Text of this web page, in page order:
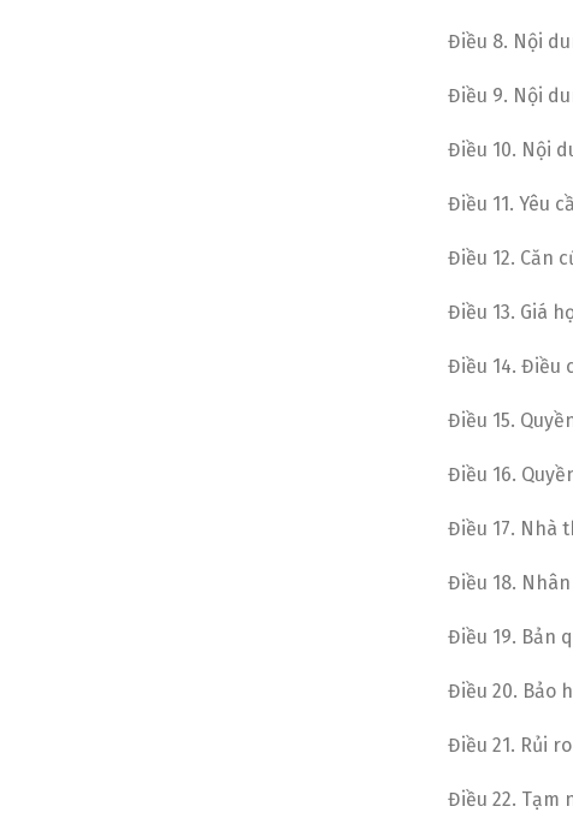
Điều 8. Nội
Điều 9. Nội
Điều 10. Nội
Điều 11. Yêu
Điều 12. Căn
Điều 13. Giá
Điều 14. Điều
Điều 15.
Điều 16.
Điều 17. Nhà
Điều 18.
Điều 19. Bản
Điều 20. Bảo
Điều 21. Rủi
Điều 22. Tạm